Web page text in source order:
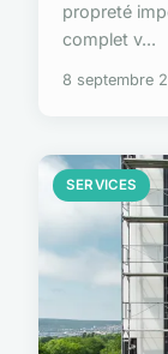
propreté
complet v...
8 septembre
SERVICES